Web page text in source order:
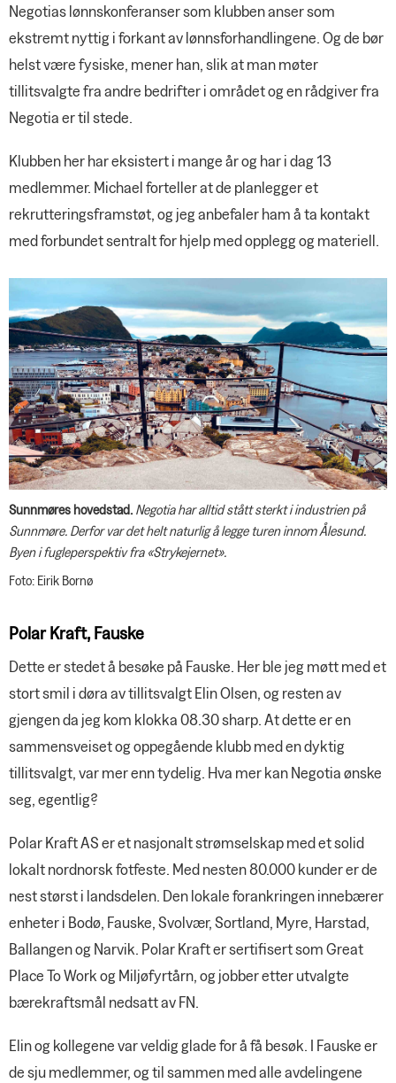
Negotias lønnskonferanser som klubben anser som
ekstremt nyttig i forkant av lønnsforhandlingene. Og de bør
helst være fysiske, mener han, slik at man møter
tillitsvalgte fra andre bedrifter i området og en rådgiver fra
Negotia er til stede.
Klubben her har eksistert i mange år og har i dag 13
medlemmer. Michael forteller at de planlegger et
rekrutteringsframstøt, og jeg anbefaler ham å ta kontakt
med forbundet sentralt for hjelp med opplegg og materiell.
Sunnmøres hovedstad. Negotia har alltid stått sterkt i industrien på
Sunnmøre. Derfor var det helt naturlig å legge turen innom Ålesund.
Byen i fugleperspektiv fra «Strykejernet».
Foto: Eirik Bornø
Polar Kraft, Fauske
Dette er stedet å besøke på Fauske. Her ble jeg møtt med et
stort smil i døra av tillitsvalgt Elin Olsen, og resten av
gjengen da jeg kom klokka 08.30 sharp. At dette er en
sammensveiset og oppegående klubb med en dyktig
tillitsvalgt, var mer enn tydelig. Hva mer kan Negotia ønske
seg, egentlig?
Polar Kraft AS er et nasjonalt strømselskap med et solid
lokalt nordnorsk fotfeste. Med nesten 80.000 kunder er de
nest størst i landsdelen. Den lokale forankringen innebærer
enheter i Bodø, Fauske, Svolvær, Sortland, Myre, Harstad,
Ballangen og Narvik. Polar Kraft er sertifisert som Great
Place To Work og Miljøfyrtårn, og jobber etter utvalgte
bærekraftsmål nedsatt av FN.
Elin og kollegene var veldig glade for å få besøk. I Fauske er
de sju medlemmer, og til sammen med alle avdelingene